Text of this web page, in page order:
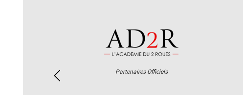
Partenaires Officiels